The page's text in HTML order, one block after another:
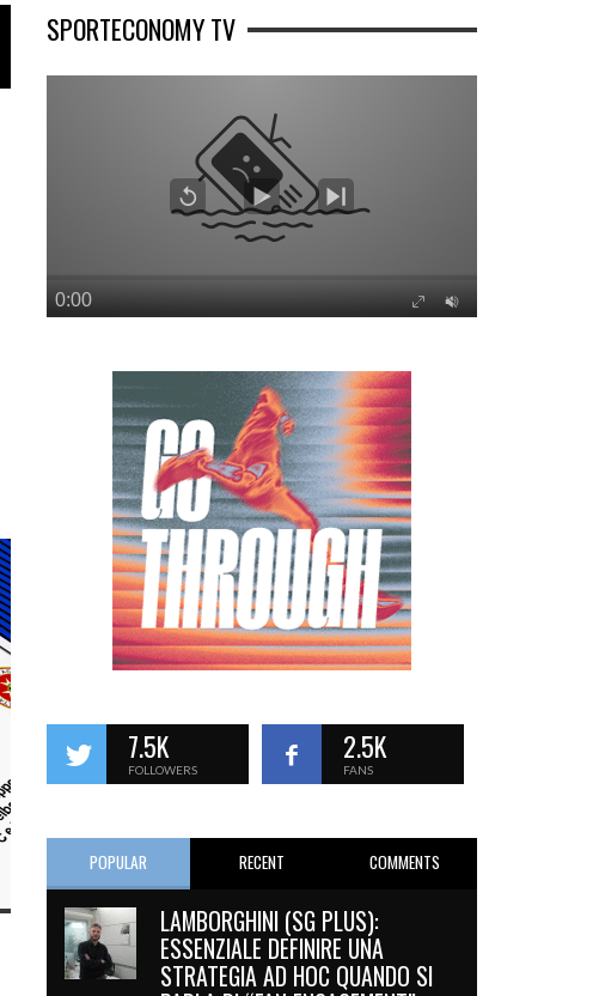
SPORTECONOMY TV
7.5K
FOLLOWERS
2.5K
FANS
POPULAR RECENT COMMENTS
LAMBORGHINI (SG PLUS):
ESSENZIALE DEFINIRE UNA
STRATEGIA AD HOC QUANDO SI